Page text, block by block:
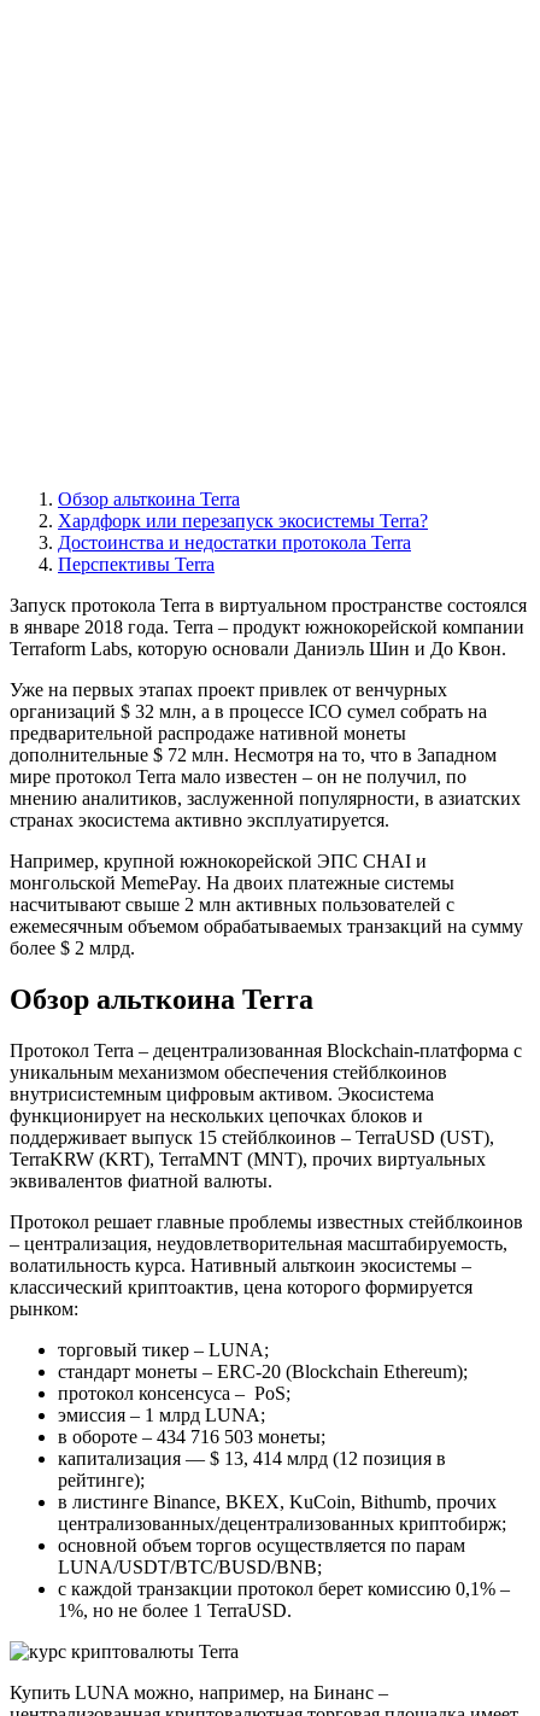
Обзор альткоина Terra
Хардфорк или перезапуск экосистемы Terra?
Достоинства и недостатки протокола Terra
Перспективы Terra
Запуск протокола Terra в виртуальном пространстве состоялся
в январе 2018 года. Terra – продукт южнокорейской компании
Terraform Labs, которую основали Даниэль Шин и До Квон.
Уже на первых этапах проект привлек от венчурных
организаций $ 32 млн, а в процессе ICO сумел собрать на
предварительной распродаже нативной монеты
дополнительные $ 72 млн. Несмотря на то, что в Западном
мире протокол Terra мало известен – он не получил, по
мнению аналитиков, заслуженной популярности, в азиатских
странах экосистема активно эксплуатируется.
Например, крупной южнокорейской ЭПС CHAI и
монгольской MemePay. На двоих платежные системы
насчитывают свыше 2 млн активных пользователей с
ежемесячным объемом обрабатываемых транзакций на сумму
более $ 2 млрд.
Обзор альткоина Terra
Протокол Terra – децентрализованная Blockchain-платформа с
уникальным механизмом обеспечения стейблкоинов
внутрисистемным цифровым активом. Экосистема
функционирует на нескольких цепочках блоков и
поддерживает выпуск 15 стейблкоинов – TerraUSD (UST),
TerraKRW (KRT), TerraMNT (MNT), прочих виртуальных
эквивалентов фиатной валюты.
Протокол решает главные проблемы известных стейблкоинов
– централизация, неудовлетворительная масштабируемость,
волатильность курса. Нативный альткоин экосистемы –
классический криптоактив, цена которого формируется
рынком:
торговый тикер – LUNA;
стандарт монеты – ERC-20 (Blockchain Ethereum);
протокол консенсуса – PoS;
эмиссия – 1 млрд LUNA;
в обороте – 434 716 503 монеты;
капитализация — $ 13, 414 млрд (12 позиция в
рейтинге);
в листинге Binance, BKEX, KuCoin, Bithumb, прочих
централизованных/децентрализованных криптобирж;
основной объем торгов осуществляется по парам
LUNA/USDT/BTC/BUSD/BNB;
с каждой транзакции протокол берет комиссию 0,1% –
1%, но не более 1 TerraUSD.
Купить LUNA можно, например, на Бинанс –